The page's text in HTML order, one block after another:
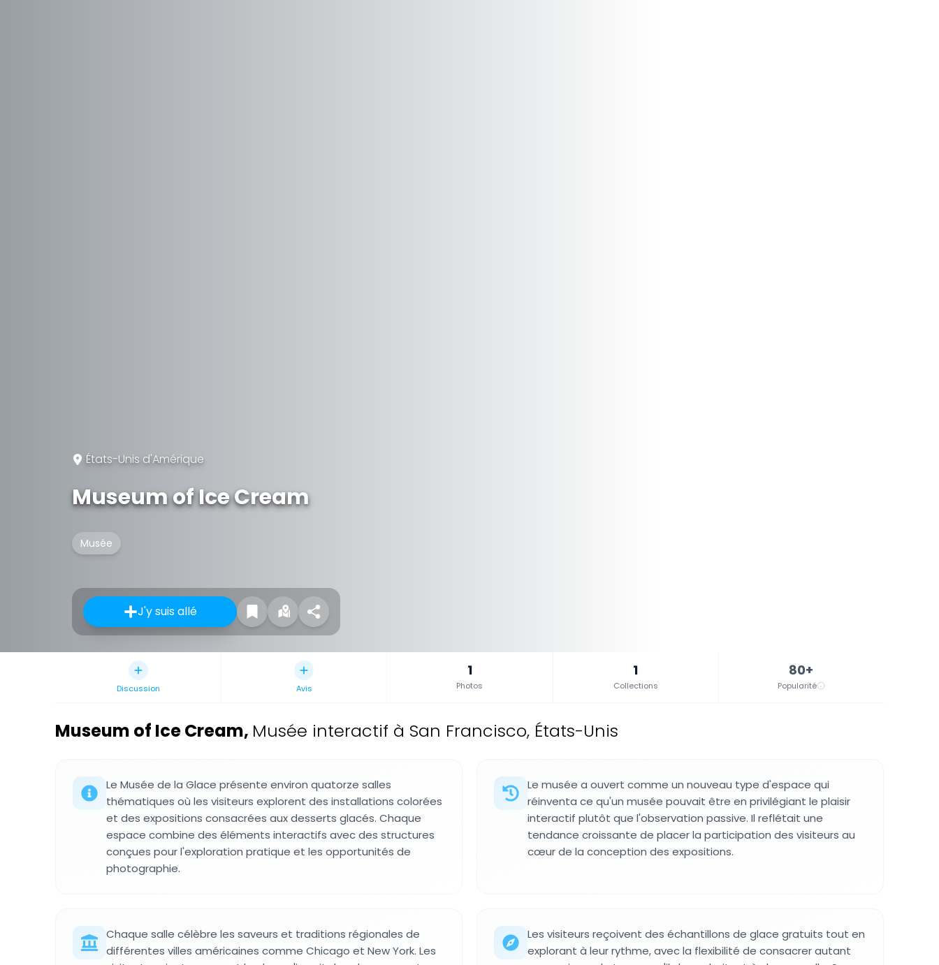
États-Unis d'Amérique
Museum of Ice Cream
Musée
J'y suis allé
Discussion Avis
1
Photos
1
Collections
80+
Popularité
Museum of Ice Cream, Musée interactif à San Francisco, États-Unis
Le Musée de la Glace présente environ quatorze salles
thématiques où les visiteurs explorent des installations colorées
et des expositions consacrées aux desserts glacés. Chaque
espace combine des éléments interactifs avec des structures
conçues pour l'exploration pratique et les opportunités de
photographie.
Le musée a ouvert comme un nouveau type d'espace qui
réinventa ce qu'un musée pouvait être en privilégiant le plaisir
interactif plutôt que l'observation passive. Il reflétait une
tendance croissante de placer la participation des visiteurs au
cœur de la conception des expositions.
Chaque salle célèbre les saveurs et traditions régionales de
différentes villes américaines comme Chicago et New York. Les
Les visiteurs reçoivent des échantillons de glace gratuits tout en
explorant à leur rythme, avec la flexibilité de consacrer autant